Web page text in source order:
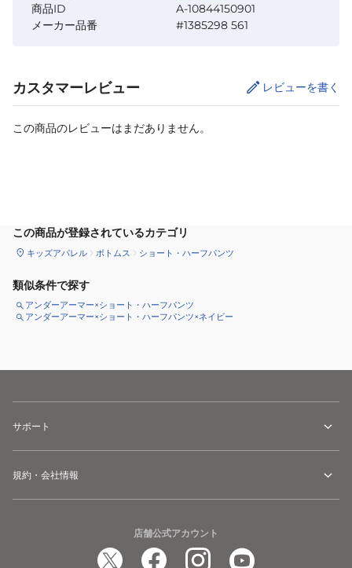
商品ID
A-10844150901
メーカー品番
#1385298 561
カスタマーレビュー レビューを書く
この商品のレビューはまだありません。
この商品が登録されているカテゴリ
キッズアパレル ボトムス ショート・ハーフパンツ
類似条件で探す
アンダーアーマー×ショート・ハーフパンツ
アンダーアーマー×ショート・ハーフパンツ×ネイビー
サポート
規約・会社情報
店舗公式アカウント